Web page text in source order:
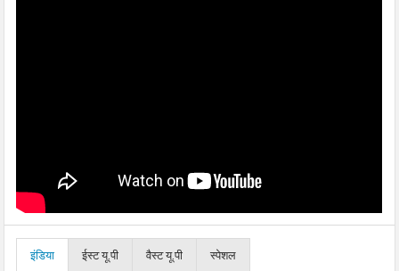
इंडिया ईस्ट यू.पी वैस्ट यू.पी स्पेशल